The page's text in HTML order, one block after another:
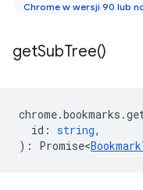
Chrome w wersji 90 lub
getSubTree()
chrome.bookmarks .
id : string,
) : Promise<